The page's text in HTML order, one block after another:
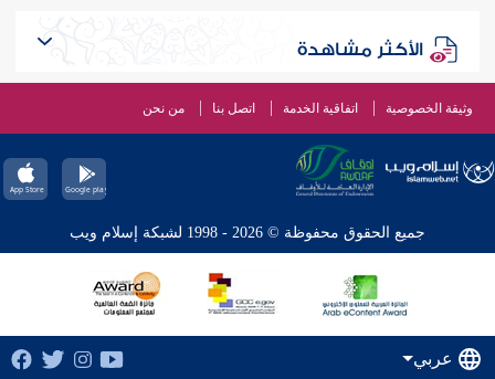
الأكثر مشاهدة
وثيقة الخصوصية اتفاقية الخدمة اتصل بنا من نحن
جميع الحقوق محفوظة © 2026 - 1998 لشبكة إسلام ويب
عربي